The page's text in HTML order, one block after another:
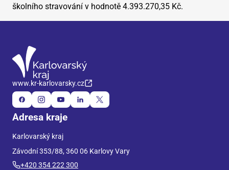
školního stravování v hodnotě 4.393.270,35 Kč.
www.kr-karlovarsky.cz
Adresa kraje
Karlovarský kraj
Závodní 353/88, 360 06 Karlovy Vary
+420 354 222 300